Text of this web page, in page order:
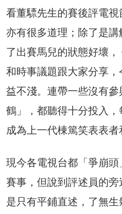
看董驃先生的賽後評電
亦有很多道理；除了是
了出賽馬兒的狀態好壞
和時事議題跟大家分享
益不淺。連帶一些沒有
鶴」，都聽得十分投入
成為上一代棟篤笑表表者
現今各電視台都「爭崩
賽事，但說到評述員的
是只有平鋪直述，了無